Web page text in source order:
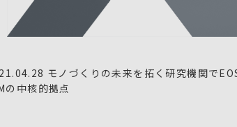
モノづくりの未来を拓く研究機関で
の中核的拠点